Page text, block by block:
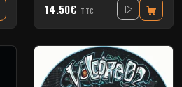
14.50€ TTC